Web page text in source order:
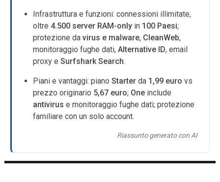
Infrastruttura e funzioni: connessioni illimitate,
oltre 4.500 server RAM-only in 100 Paesi;
protezione davirus e malware, CleanWeb,
monitoraggio fughe dati,Alternative ID, email
proxy eSurfshark Search.
Piani e vantaggi: pianoStarter da 1,99 euro vs
prezzo originario 5,67 euro; One include
antivirus e monitoraggio fughe dati; protezione
familiare con un solo account.
Riassunto generato con AI